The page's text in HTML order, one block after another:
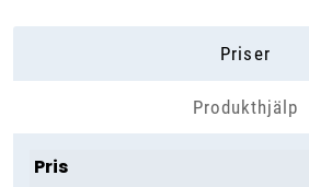
Priser
Produkthjälp
Pris